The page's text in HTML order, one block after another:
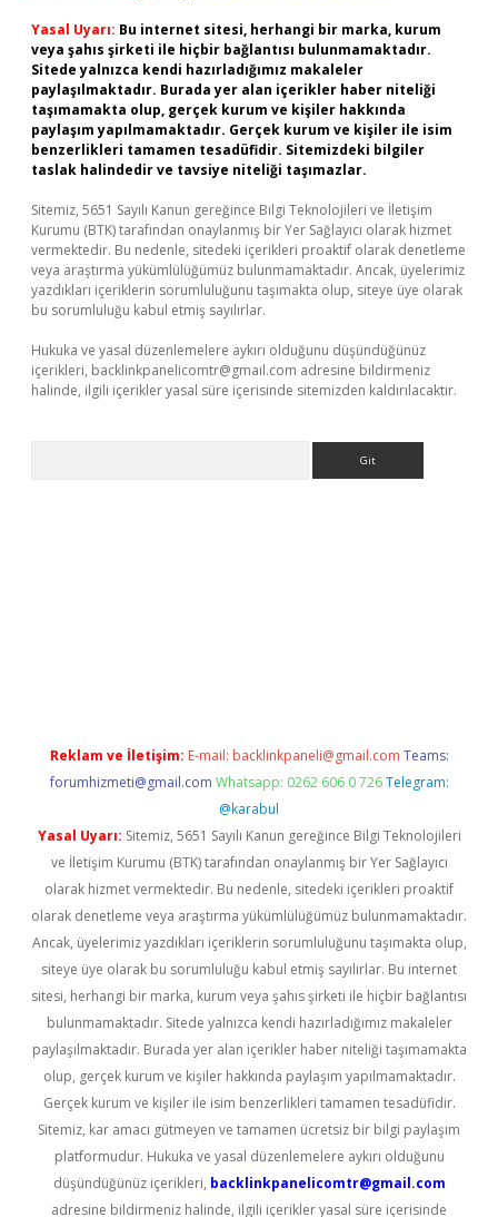
Yasal Uyarı: Bu internet sitesi, herhangi bir marka, kurum
veya şahıs şirketi ile hiçbir bağlantısı bulunmamaktadır.
Sitede yalnızca kendi hazırladığımız makaleler
paylaşılmaktadır. Burada yer alan içerikler haber niteliği
taşımamakta olup, gerçek kurum ve kişiler hakkında
paylaşım yapılmamaktadır. Gerçek kurum ve kişiler ile isim
benzerlikleri tamamen tesadüfidir. Sitemizdeki bilgiler
taslak halindedir ve tavsiye niteliği taşımazlar.
Sitemiz, 5651 Sayılı Kanun gereğince Bilgi Teknolojileri ve İletişim
Kurumu (BTK) tarafından onaylanmış bir Yer Sağlayıcı olarak hizmet
vermektedir. Bu nedenle, sitedeki içerikleri proaktif olarak denetleme
veya araştırma yükümlülüğümüz bulunmamaktadır. Ancak, üyelerimiz
yazdıkları içeriklerin sorumluluğunu taşımakta olup, siteye üye olarak
bu sorumluluğu kabul etmiş sayılırlar.
Hukuka ve yasal düzenlemelere aykırı olduğunu düşündüğünüz
içerikleri, backlinkpanelicomtr@gmail.com adresine bildirmeniz
halinde, ilgili içerikler yasal süre içerisinde sitemizden kaldırılacaktır.
Reklam ve İletişim: E-mail: backlinkpaneli@gmail.com Teams:
forumhizmeti@gmail.com Whatsapp: 0262 606 0 726 Telegram:
@karabul
Yasal Uyarı: Sitemiz, 5651 Sayılı Kanun gereğince Bilgi Teknolojileri
ve İletişim Kurumu (BTK) tarafından onaylanmış bir Yer Sağlayıcı
olarak hizmet vermektedir. Bu nedenle, sitedeki içerikleri proaktif
olarak denetleme veya araştırma yükümlülüğümüz bulunmamaktadır.
Ancak, üyelerimiz yazdıkları içeriklerin sorumluluğunu taşımakta olup,
siteye üye olarak bu sorumluluğu kabul etmiş sayılırlar. Bu internet
sitesi, herhangi bir marka, kurum veya şahıs şirketi ile hiçbir bağlantısı
bulunmamaktadır. Sitede yalnızca kendi hazırladığımız makaleler
paylaşılmaktadır. Burada yer alan içerikler haber niteliği taşımamakta
olup, gerçek kurum ve kişiler hakkında paylaşım yapılmamaktadır.
Gerçek kurum ve kişiler ile isim benzerlikleri tamamen tesadüfidir.
Sitemiz, kar amacı gütmeyen ve tamamen ücretsiz bir bilgi paylaşım
platformudur. Hukuka ve yasal düzenlemelere aykırı olduğunu
düşündüğünüz içerikleri, backlinkpanelicomtr@gmail.com
adresine bildirmeniz halinde, ilgili içerikler yasal süre içerisinde